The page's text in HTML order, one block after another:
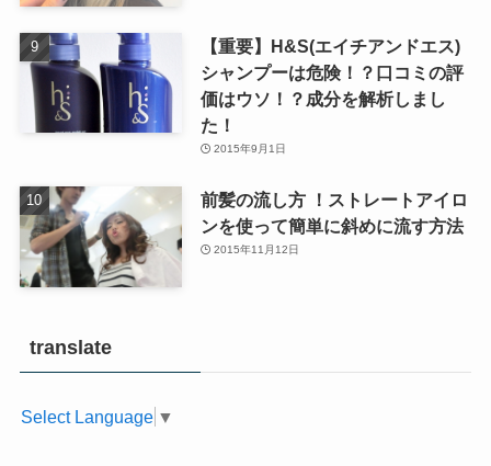
【重要】H&S(エイチアンドエス)
シャンプーは危険！？口コミの評
価はウソ！？成分を解析しまし
た！
2015年9月1日
前髪の流し方 ！ストレートアイロ
ンを使って簡単に斜めに流す方法
2015年11月12日
translate
Select Language ▼